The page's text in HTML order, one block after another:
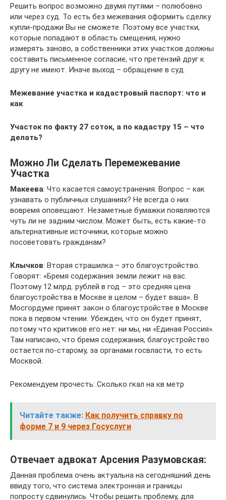
Решить вопрос возможно двумя путями – полюбовно
или через суд. То есть без межевания оформить сделку
купли-продажи Вы не сможете. Поэтому все участки,
которые попадают в область смещения, нужно
измерять заново, а собственники этих участков должны
составить письменное согласие, что претензий друг к
другу не имеют. Иначе выход – обращение в суд.
Межевание участка и кадастровый паспорт: что и
как
Участок по факту 27 соток, а по кадастру 15 – что
делать?
Можно Ли Сделать Перемежевание
Участка
Макеева: Что касается самоустранения. Вопрос – как
узнавать о публичных слушаниях? Не всегда о них
вовремя оповещают. Незаметные бумажки появляются
чуть ли не задним числом. Может быть, есть какие-то
альтернативные источники, которые можно
посоветовать гражданам?
Клычков: Вторая страшилка – это благоустройство.
Говорят: «Бремя содержания земли лежит на вас.
Поэтому 12 млрд. рублей в год – это средняя цена
благоустройства в Москве в целом – будет ваша». В
Мосгордуме принят закон о благоустройстве в Москве
пока в первом чтении. Убежден, что он будет принят,
потому что критиков его нет: ни мы, ни «Единая Россия».
Там написано, что бремя содержания, благоустройство
остается по-старому, за органами госвласти, то есть
Москвой.
Рекомендуем прочесть: Сколько гкал на кв метр
Читайте также: Как получить справку по
форме 7 и 9 через Госуслуги
Отвечает адвокат Арсения Разумовская:
Данная проблема очень актуальна на сегодняшний день
ввиду того, что система электронная и границы
попросту сдвинулись. Чтобы решить проблему, для